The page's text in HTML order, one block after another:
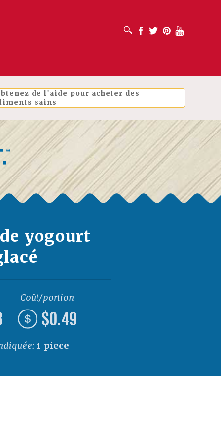
OUVRIR LA BOÎTE DE RECHERCHE
Facebook
Twitter PinterestYoutube
de l'aide pour acheter des
sains
yogourt
Coût/portion
$0.49
1 piece